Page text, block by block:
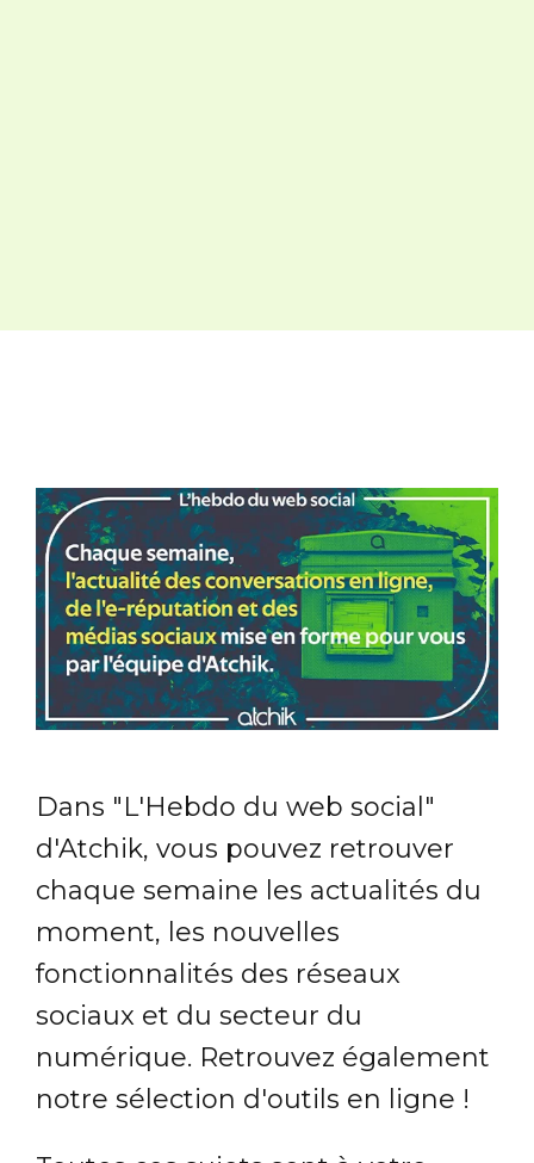
Dans "L'Hebdo du web social"
d'Atchik, vous pouvez retrouver
chaque semaine les actualités du
moment, les nouvelles
fonctionnalités des réseaux
sociaux et du secteur du
numérique. Retrouvez également
notre sélection d'outils en ligne !